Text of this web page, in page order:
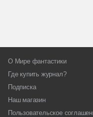
О Мире фантастики
Где купить журнал?
Подписка
Наш магазин
Пользовательское